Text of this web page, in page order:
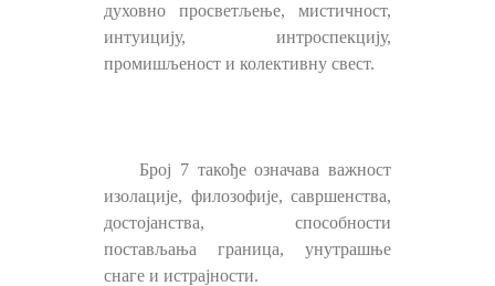
духовно просветљење, мистичност,
интуицију, интроспекцију,
промишљеност и колективну свест.
Број 7 такође означава важност
изолације, филозофије, савршенства,
достојанства, способности
постављања граница, унутрашње
снаге и истрајности.